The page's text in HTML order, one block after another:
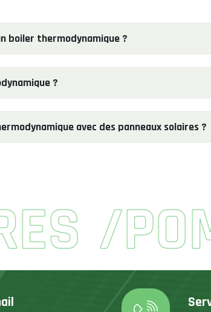
boiler thermodynamique ?
?
avec des panneaux solaires ?